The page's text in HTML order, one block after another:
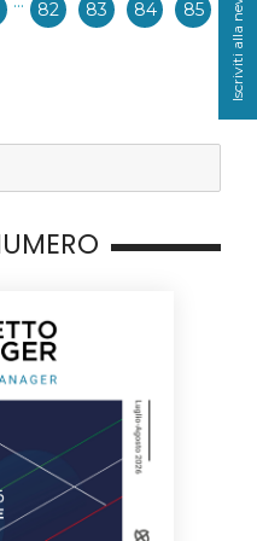
82 83 84 85